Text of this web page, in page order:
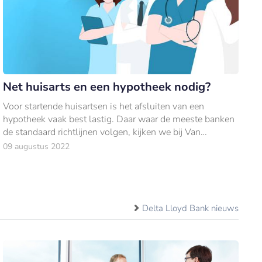
Net huisarts en een hypotheek nodig?
Voor startende huisartsen is het afsluiten van een
hypotheek vaak best lastig. Daar waar de meeste banken
de standaard richtlijnen volgen, kijken we bij Van
Lanschot naar wat er echt mogelijk is.
09 augustus 2022
Delta Lloyd Bank nieuws